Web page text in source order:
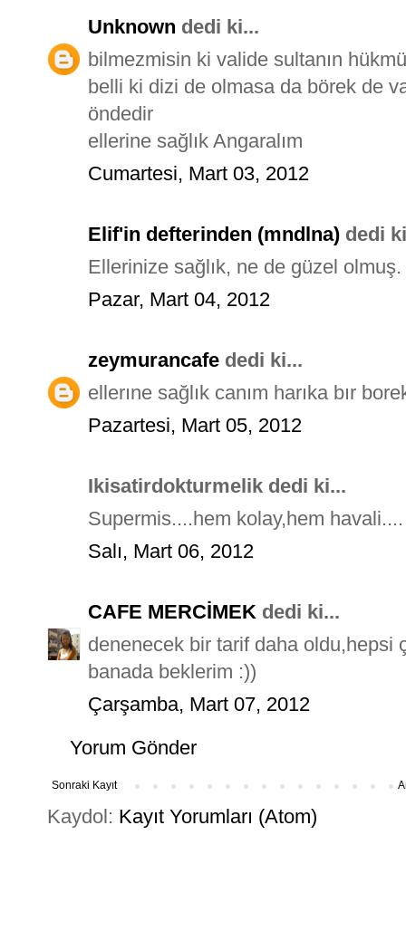
Unknown dedi ki...
bilmezmisin ki valide sultanın
belli ki dizi de olmasa da börek de
öndedir
ellerine sağlık Angaralım
Cumartesi, Mart 03, 2012
Elif'in defterinden (mndlna) dedi
Ellerinize sağlık, ne de güzel olmuş.
Pazar, Mart 04, 2012
zeymurancafe dedi ki...
ellerıne sağlık canım harıka bır
Pazartesi, Mart 05, 2012
Ikisatirdokturmelik dedi ki...
Supermis....hem kolay,hem havali....
Salı, Mart 06, 2012
CAFE MERCİMEK dedi ki...
denenecek bir tarif daha oldu,hepsi
banada beklerim :))
Çarşamba, Mart 07, 2012
Yorum Gönder
Sonraki Kayıt
Kaydol: Kayıt Yorumları (Atom)